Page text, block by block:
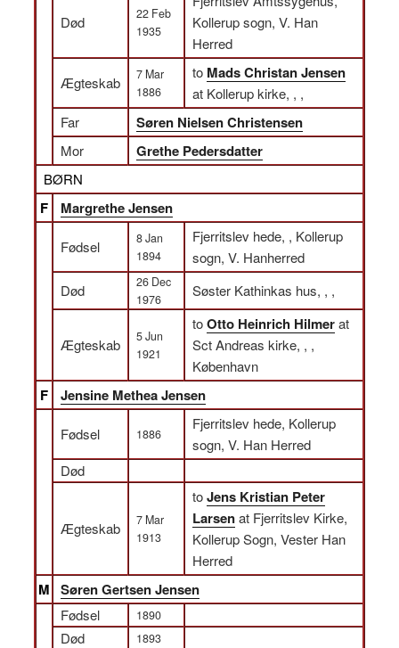
Død
22 Feb
1935
Kollerup sogn, V. Han
Herred
Ægteskab
7 Mar
1886
to Mads Christan Jensen
at Kollerup kirke, , ,
Far
Søren Nielsen Christensen
Mor Grethe Pedersdatter
BØRN
F Margrethe Jensen
Fødsel
8 Jan
1894
Fjerritslev hede, , Kollerup
sogn, V. Hanherred
Død
26 Dec
1976
Søster Kathinkas hus, , ,
Ægteskab
5 Jun
1921
toOtto Heinrich Hilmerat
Sct Andreas kirke, , ,
København
F Jensine Methea Jensen
Fødsel 1886
Fjerritslev hede, Kollerup
sogn, V. Han Herred
Død
Ægteskab
7 Mar
1913
toJens Kristian Peter
Larsenat Fjerritslev Kirke,
Kollerup Sogn, Vester Han
Herred
M Søren Gertsen Jensen
Fødsel 1890
Død 1893